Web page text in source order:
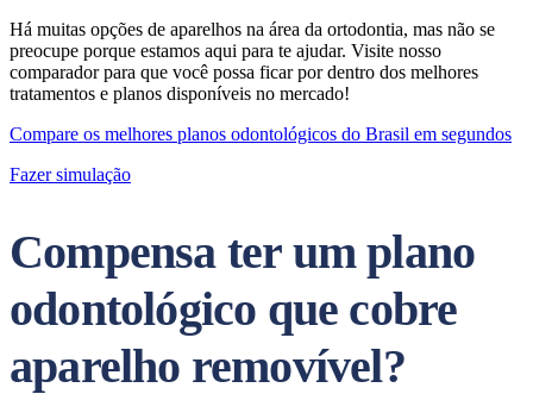
Há muitas opções de aparelhos na área da ortodontia, mas não se
preocupe porque estamos aqui para te ajudar. Visite nosso
comparador para que você possa ficar por dentro dos melhores
tratamentos e planos disponíveis no mercado!
Compare os melhores planos odontológicos do Brasil em segundos
Fazer simulação
Compensa ter um plano
odontológico que cobre
aparelho removível?